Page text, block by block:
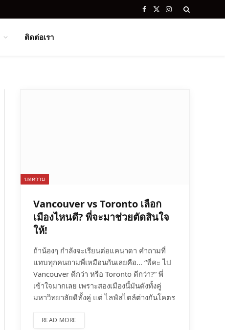
Facebook
X
Instagram
ติดต่อเรา
บทความ
Vancouver vs Toronto เลือก
เมืองไหนดี? พี่จะมาช่วยตัดสินใจ
ให้!
ถ้าน้องๆ กำลังจะเรียนต่อแคนาดา คำถามที่
แทบทุกคนถามพี่เหมือนกันเลยคือ… “พี่คะ ไป
Vancouver ดีกว่า หรือ Toronto ดีกว่า?” พี่
เข้าใจมากเลย เพราะสองเมืองนี้มันดังทั้งคู่
มหาวิทยาลัยดีทั้งคู่ แต่ ไลฟ์สไตล์ต่างกันโคตร
READ MORE